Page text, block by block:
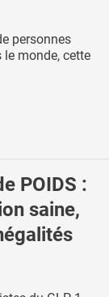
personnes
monde, cette
POIDS :
saine,